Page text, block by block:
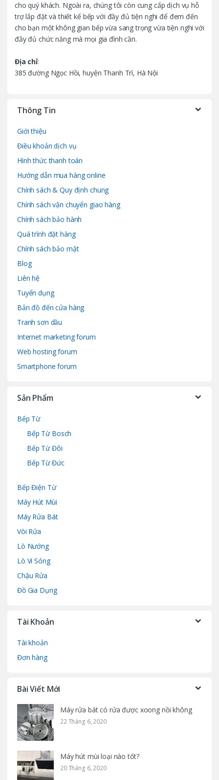
cho quý khách. Ngoài ra, chúng tôi còn cung cấp dịch vụ hỗ
trợ lắp đặt và thiết kế bếp với đầy đủ tiện nghi để đem đến
cho bạn một không gian bếp vừa sang trọng vừa tiện nghi với
đầy đủ chức năng mà mọi gia đình cần.
Địa chỉ:
385 đường Ngọc Hồi, huyện Thanh Trì, Hà Nội
Thông Tin
Giới thiệu
Điều khoản dịch vụ
Hình thức thanh toán
Hướng dẫn mua hàng online
Chính sách & Quy định chung
Chính sách vận chuyển giao hàng
Chính sách bảo hành
Quá trình đặt hàng
Chính sách bảo mật
Blog
Liên hệ
Tuyển dụng
Bản đồ đến cửa hàng
Tranh sơn dầu
Internet marketing forum
Web hosting forum
Smartphone forum
Sản Phẩm
Bếp Từ
Bếp Từ Bosch
Bếp Từ Đôi
Bếp Từ Đức
Bếp Điện Từ
Máy Hút Mùi
Máy Rửa Bát
Vòi Rửa
Lò Nướng
Lò Vi Sóng
Chậu Rửa
Đồ Gia Dụng
Tài Khoản
Tài khoản
Đơn hàng
Bài Viết Mới
Máy rửa bát có rửa được xoong nồi không
22 Tháng 6, 2020
Máy hút mùi loại nào tốt?
20 Tháng 6, 2020